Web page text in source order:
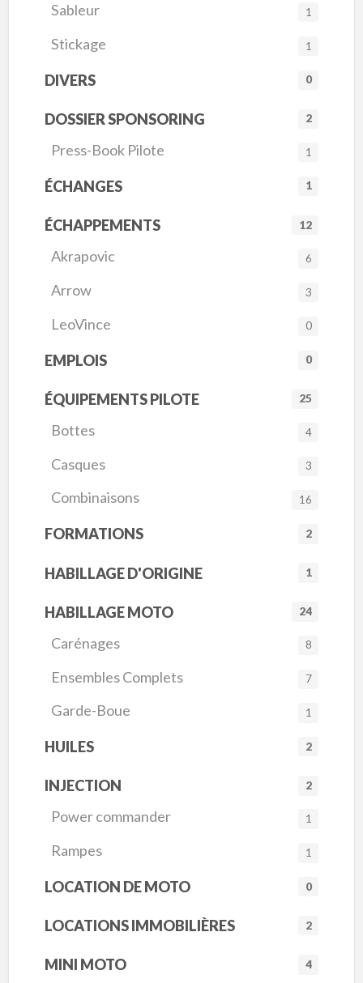
Sableur 1
Stickage 1
DIVERS 0
DOSSIER SPONSORING 2
Press-Book Pilote 1
ÉCHANGES 1
ÉCHAPPEMENTS 12
Akrapovic 6
Arrow 3
LeoVince 0
EMPLOIS 0
ÉQUIPEMENTS PILOTE 25
Bottes 4
Casques 3
Combinaisons 16
FORMATIONS 2
HABILLAGE D'ORIGINE 1
HABILLAGE MOTO 24
Carénages 8
Ensembles Complets 7
Garde-Boue 1
HUILES 2
INJECTION 2
Power commander 1
Rampes 1
LOCATION DE MOTO 0
LOCATIONS IMMOBILIÈRES 2
MINI MOTO 4